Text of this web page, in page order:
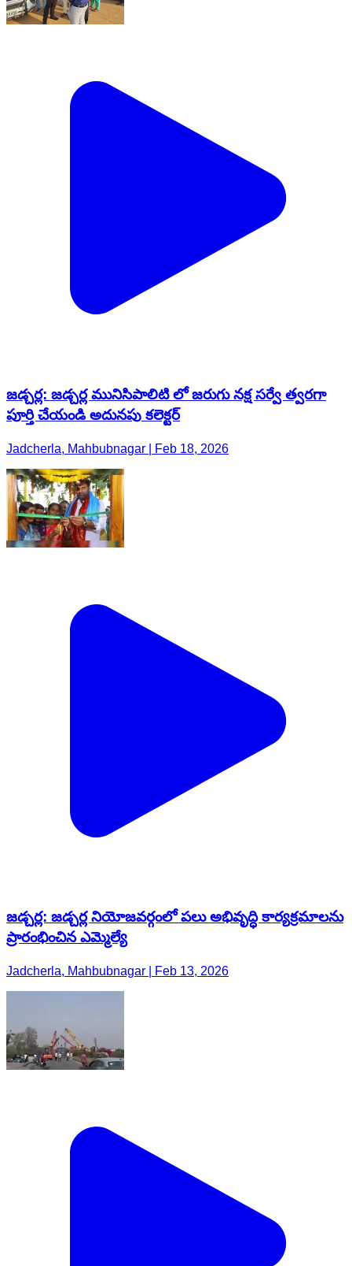
జడ్చర్ల: జడ్చర్ల మునిసిపాలిటి లో జరుగు నక్ష సర్వే త్వరగా
పూర్తి చేయండి అదునపు కలెక్టర్
Jadcherla, Mahbubnagar | Feb 18, 2026
జడ్చర్ల: జడ్చర్ల నియోజవర్గంలో పలు అభివృద్ధి కార్యక్రమాలను
ప్రారంభించిన ఎమ్మెల్యే
Jadcherla, Mahbubnagar | Feb 13, 2026